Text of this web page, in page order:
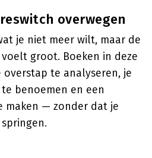
overwegen
je niet meer wilt, maar de
groot. Boeken in deze
te analyseren, je
benoemen en een
maken — zonder dat je